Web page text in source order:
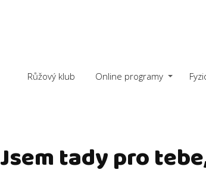
Růžový klub Online programy
Jsem tady pro